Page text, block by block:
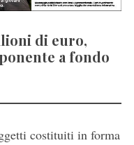
di euro,
a fondo
costituiti in forma